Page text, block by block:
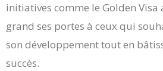
initiatives comme le Golden Visa
grand ses portes à ceux qui
son développement tout en
succès.